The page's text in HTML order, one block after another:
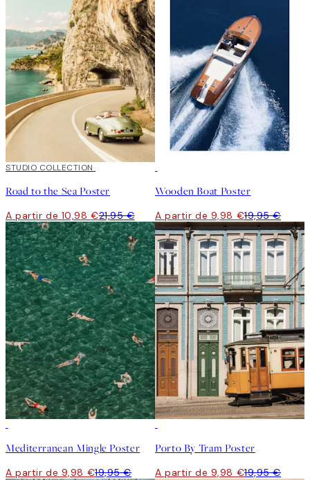
50%*
STUDIO COLLECTION
Road to the Sea Poster
A partir de 10,98 €21,95 €
Wooden Boat Poster
A partir de 9,98 €19,95 €
Mediterranean Mingle Poster
A partir de 9,98 €19,95 €
Porto By Tram Poster
A partir de 9,98 €19,95 €